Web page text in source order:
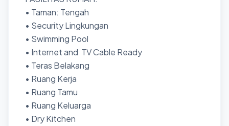
• Taman: Tengah
• Security Lingkungan
• Swimming Pool
• Internet and TV Cable Ready
• Teras Belakang
• Ruang Kerja
• Ruang Tamu
• Ruang Keluarga
• Dry Kitchen